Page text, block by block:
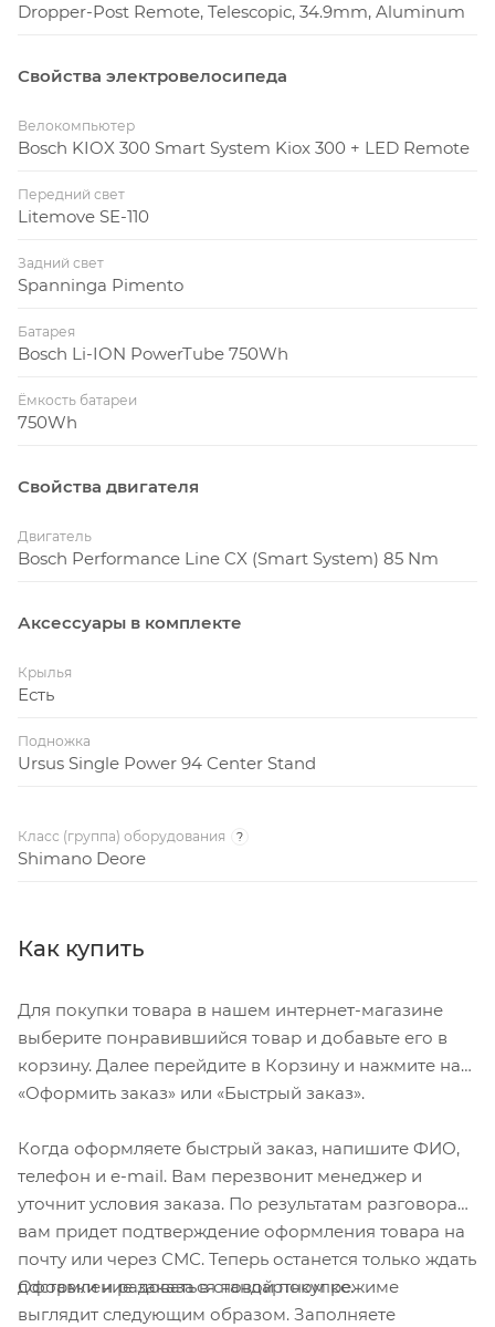
Dropper-Post Remote, Telescopic, 34.9mm, Aluminum
Свойства электровелосипеда
Велокомпьютер
Bosch KIOX 300 Smart System Kiox 300 + LED Remote
Передний свет
Litemove SE-110
Задний свет
Spanninga Pimento
Батарея
Bosch Li-ION PowerTube 750Wh
Ёмкость батареи
750Wh
Свойства двигателя
Двигатель
Bosch Performance Line CX (Smart System) 85 Nm
Аксессуары в комплекте
Крылья
Есть
Подножка
Ursus Single Power 94 Center Stand
Класс (группа) оборудования ?
Shimano Deore
Как купить
Для покупки товара в нашем интернет-магазине
выберите понравившийся товар и добавьте его в
корзину. Далее перейдите в Корзину и нажмите на
«Оформить заказ» или «Быстрый заказ».
Когда оформляете быстрый заказ, напишите ФИО,
телефон и e-mail. Вам перезвонит менеджер и
уточнит условия заказа. По результатам разговора
вам придет подтверждение оформления товара на
почту или через СМС. Теперь останется только ждать
доставки и радоваться новой покупке.
Оформление заказа в стандартном режиме
выглядит следующим образом. Заполняете